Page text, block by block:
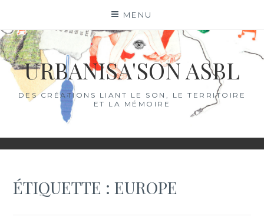
content
MENU
URBANISA'SON ASBL
DES CRÉATIONS LIANT LE SON, LE TERRITOIRE
ET LA MÉMOIRE
ÉTIQUETTE :EUROPE